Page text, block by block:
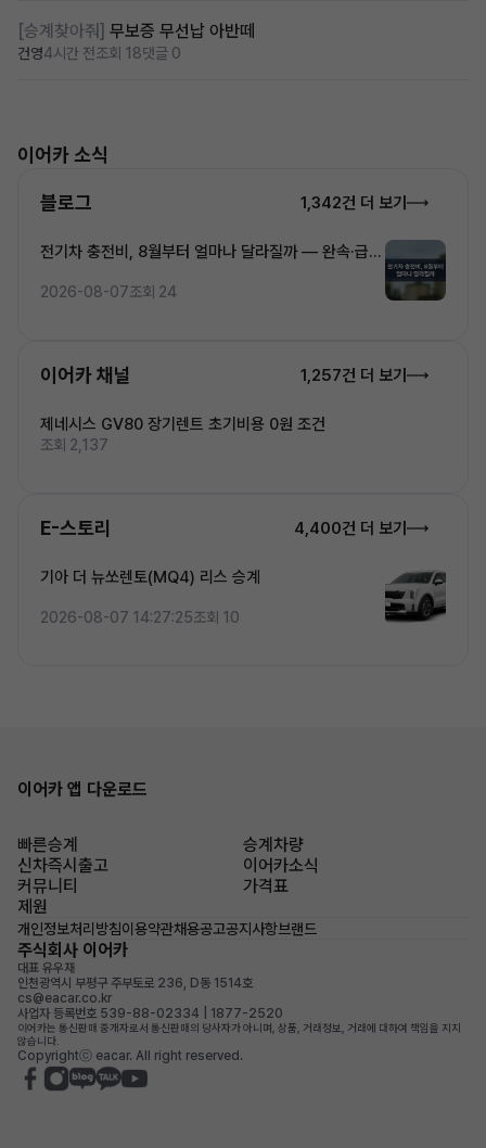
[승계찾아줘] 무보증 무선납 아반떼
건영4시간 전조회 18댓글 0
이어카 소식
블로그 1,342건 더 보기
전기차 충전비, 8월부터 얼마나 달라질까 — 완속·급속
2026-08-07조회 24
이어카 채널 1,257건 더 보기
제네시스 GV80 장기렌트 초기비용 0원 조건
조회 2,137
E-스토리 4,400건 더 보기
기아 더 뉴쏘렌토(MQ4) 리스 승계
2026-08-07 14:27:25조회 10
이어카 앱 다운로드
빠른승계
승계차량
신차즉시출고
이어카소식
커뮤니티
가격표
제원
개인정보처리방침이용약관채용공고공지사항브랜드
주식회사 이어카
대표 유우재
인천광역시 부평구 주부토로 236, D동 1514호
cs@eacar.co.kr
사업자 등록번호 539-88-02334 | 1877-2520
이어카는 통신판매 중개자로서 통신판매의 당사자가 아니며, 상품, 거래정보, 거래에 대하여 책임을 지지
않습니다.
Copyrightⓒ eacar. All right reserved.